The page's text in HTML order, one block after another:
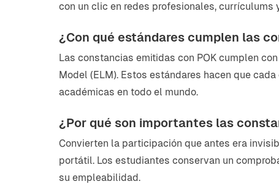
con un clic en redes profesionales,
¿Con qué estándares cumplen las
Las constancias emitidas con POK cumplen
Model (ELM). Estos estándares hacen que
académicas en todo el mundo.
¿Por qué son importantes las
Convierten la participación que antes era
portátil. Los estudiantes conservan un
su empleabilidad.